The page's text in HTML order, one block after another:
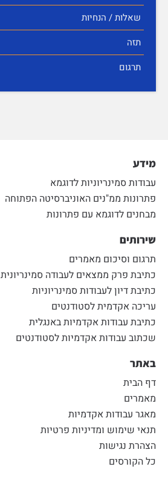
שאלות / הנחיות
תזה
תרגום
מידע
עבודות סמינריוניות לדוגמא
פתרונות ממ"נים האוניברסיטה הפתוחה
מבחנים לדוגמא עם פתרונות
שירותים
תרגום וסיכום מאמרים
כתיבת פרק ממצאים לעבודה סמינריונית
כתיבת דיון לעבודות סמינריוניות
עריכה אקדמית לסטודנטים
כתיבת עבודות אקדמיות באנגלית
שכתוב עבודות אקדמיות לסטודנטים
באתר
דף הבית
מאמרים
מאגר עבודות אקדמיות
תנאי שימוש ומדיניות פרטיות
הצהרת נגישות
כל הקורסים